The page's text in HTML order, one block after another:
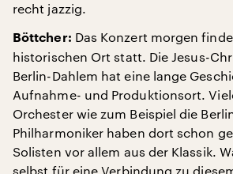
recht jazzig.
Böttcher: Das Konzert morgen
historischen Ort statt. Die Jesus-
Berlin-Dahlem hat eine lange
Aufnahme- und Produktionsort.
Orchester wie zum Beispiel die
Philharmoniker haben dort schon
Solisten vor allem aus der Klassik.
selbst für eine Verbindung zu